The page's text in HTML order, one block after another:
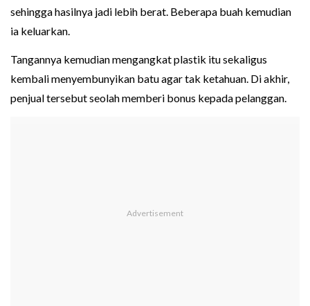
sehingga hasilnya jadi lebih berat. Beberapa buah kemudian
ia keluarkan.
Tangannya kemudian mengangkat plastik itu sekaligus
kembali menyembunyikan batu agar tak ketahuan. Di akhir,
penjual tersebut seolah memberi bonus kepada pelanggan.